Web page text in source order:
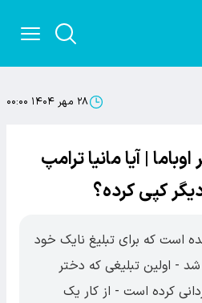
۲۸ مهر ۱۴۰۴ ۰۰:۰۰
| آیا مانیا ترامپ
کپی کرده؟
است که برای تبلیغ نایک خود
- اولین تبلیغی که دختر
کرده است - از کار یک